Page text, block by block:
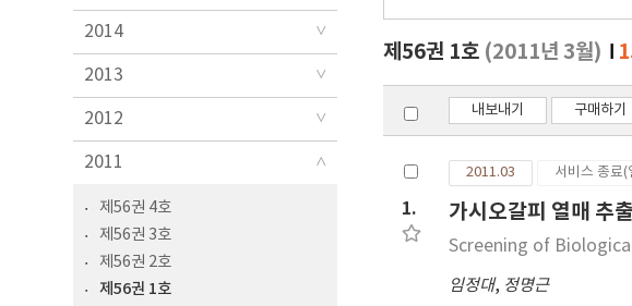
2014
2013
2012
2011
제56권 4호
제56권 3호
제56권 2호
제56권 1호
제56권 1호 (2011년 3월)
내보내기 구매하기
1.
2011.03 서비스 종료(
가시오갈피 열매 추
Screening of
임정대, 정명근